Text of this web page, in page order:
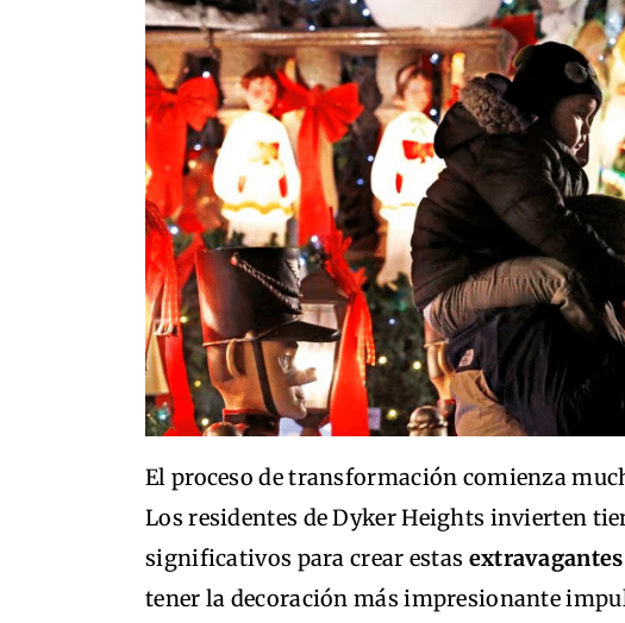
El proceso de transformación comienza
Los residentes de Dyker Heights invierten
significativos para crear estas
tener la decoración más impresionante